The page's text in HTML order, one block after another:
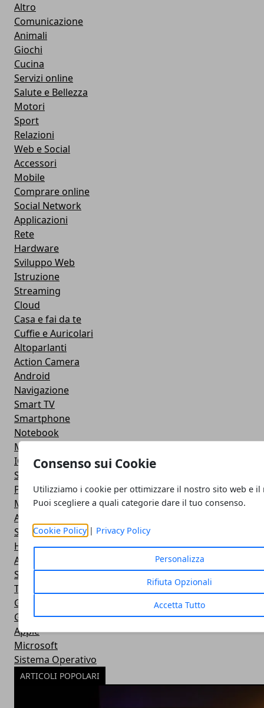
Consenso sui Cookie
Utilizziamo i cookie per ottimizzare il nostro sito web e il
Puoi scegliere a quali categorie dare il tuo consenso.
Cookie Policy| Privacy Policy
Personalizza
Rifiuta Opzionali
Accetta Tutto
Altro
Comunicazione
Animali
Giochi
Cucina
Servizi online
Salute e Bellezza
Motori
Sport
Relazioni
Web e Social
Accessori
Mobile
Comprare online
Social Network
Applicazioni
Rete
Hardware
Sviluppo Web
Istruzione
Streaming
Cloud
Casa e fai da te
Cuffie e Auricolari
Altoparlanti
Action Camera
Android
Navigazione
Smart TV
Smartphone
Notebook
Monitor
IOS
Smartwatch
Power Bank
Mouse e Tastiera
Apple
Stampante
Hardware
Android
Software
Tablet
Giochi
Giochi
Apple
Microsoft
Sistema Operativo
ARTICOLI POPOLARI